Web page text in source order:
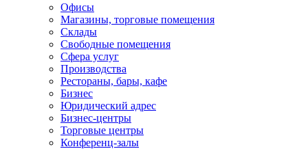
Офисы
Магазины, торговые помещения
Склады
Свободные помещения
Сфера услуг
Производства
Рестораны, бары, кафе
Бизнес
Юридический адрес
Бизнес-центры
Торговые центры
Конференц-залы